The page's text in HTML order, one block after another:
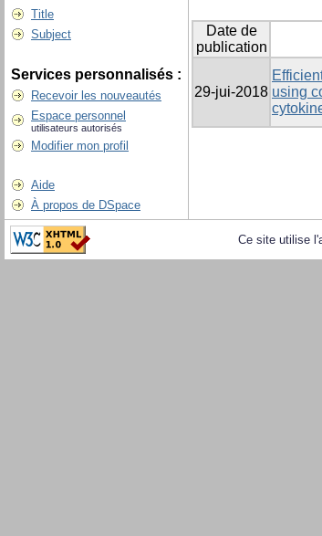
Title
Subject
Services personnalisés :
Recevoir les nouveautés
Espace personnel
utilisateurs autorisés
Modifier mon profil
Aide
À propos de DSpace
Date de
publication
29-jui-2018 using
Ce site utilise